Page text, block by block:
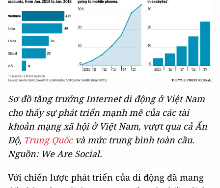
Sơ đồ tăng trưởng Internet di động ở Việt Nam
cho thấy sự phát triển mạnh mẽ của các tài
khoản mạng xã hội ở Việt Nam, vượt qua cả Ấn
Độ, Trung Quốcvà mức trung bình toàn cầu.
Nguồn: We Are Social.
Với chiến lược phát triển của di động đã mang